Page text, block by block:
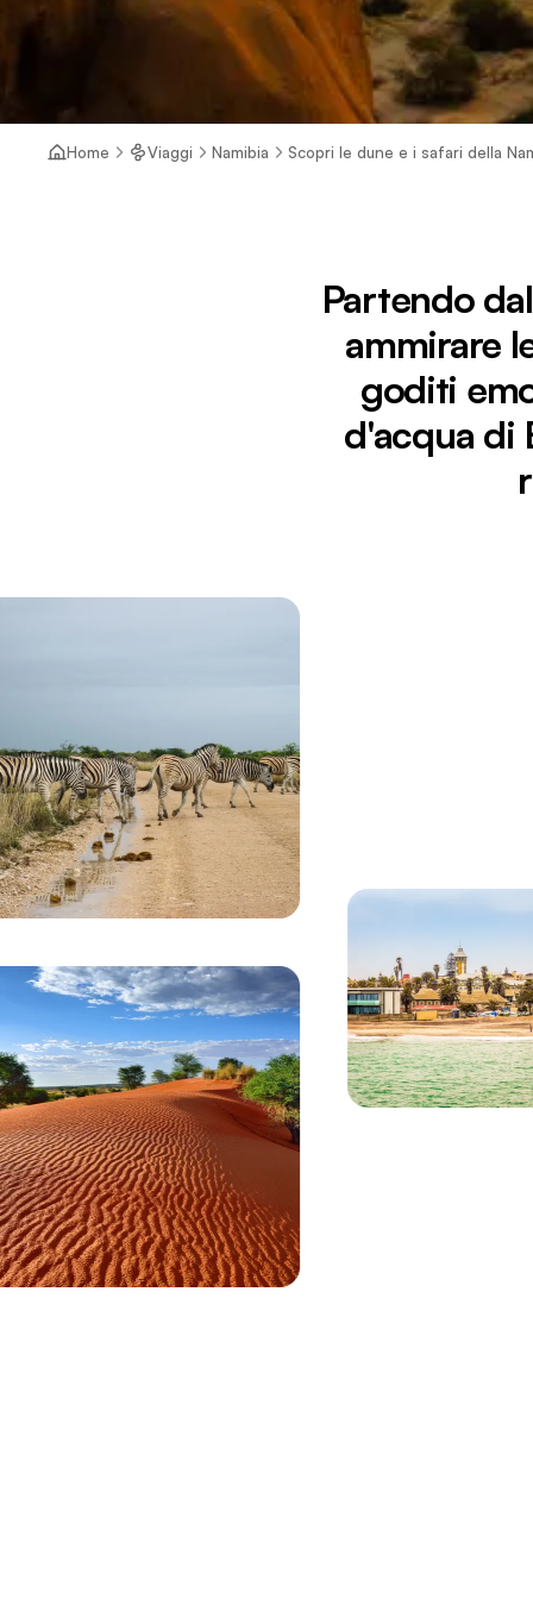
Stai visualizzando:
L'albero faretra si staglia contro il tramonto
Home Viaggi Namibia Scopri le dune e i safari della
Partendo
ammirare
goditi
d'acqua di